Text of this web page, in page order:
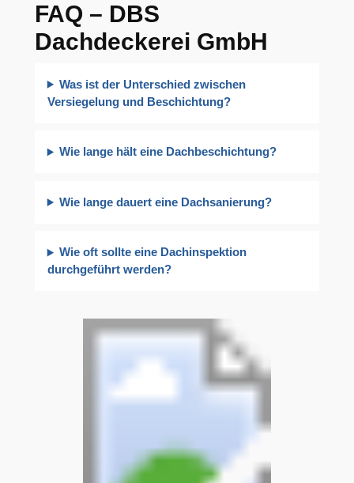
FAQ – DBS
Dachdeckerei GmbH
Was ist der Unterschied zwischen
Versiegelung und Beschichtung?
Wie lange hält eine Dachbeschichtung?
Wie lange dauert eine Dachsanierung?
Wie oft sollte eine Dachinspektion
durchgeführt werden?